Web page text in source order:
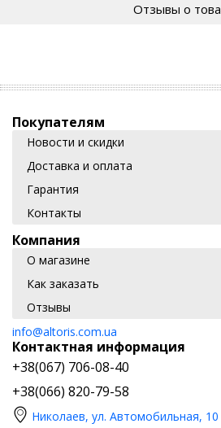
Отзывы о
Покупателям
Новости и скидки
Доставка и оплата
Гарантия
Контакты
Компания
О магазине
Как заказать
Отзывы
info@altoris.com.ua
Контактная информация
+38(067) 706-08-40
+38(066) 820-79-58
Николаев, ул. Автомобильная, 10